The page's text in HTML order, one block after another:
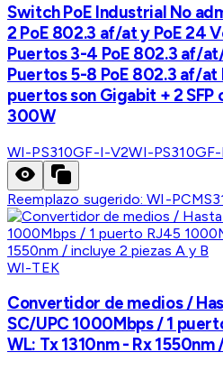
Switch PoE Industrial No
2 PoE 802.3 af/at y PoE 24
Puertos 3-4 PoE 802.3 af/
Puertos 5-8 PoE 802.3 af/at
puertos son Gigabit + 2
300W
WI-PS310GF-I-V2WI-
Reemplazo sugerido:WI-
WI-TEK
Convertidor de medios /
SC/UPC 1000Mbps / 1
WL: Tx 1310nm - Rx